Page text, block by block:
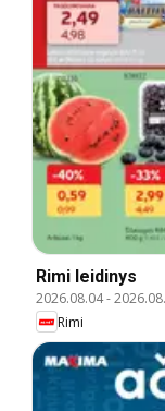
Rimi leidinys
2026.08.04-
Rimi